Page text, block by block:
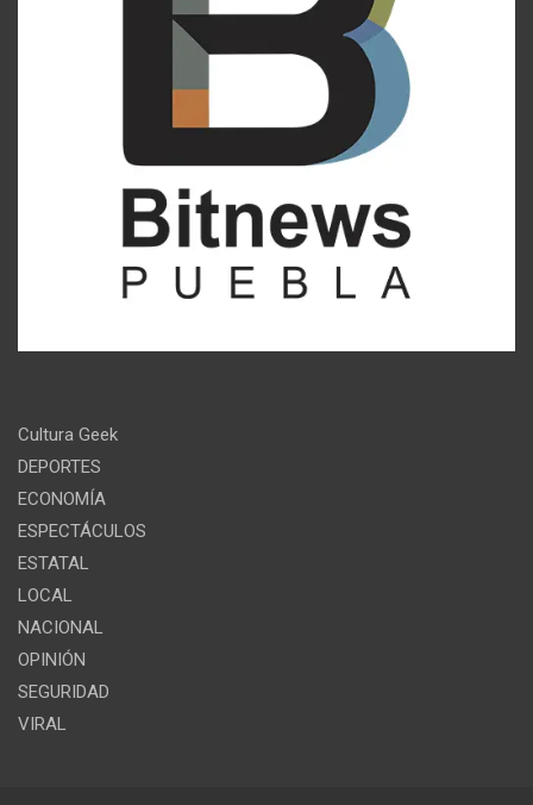
Cultura Geek
DEPORTES
ECONOMÍA
ESPECTÁCULOS
ESTATAL
LOCAL
NACIONAL
OPINIÓN
SEGURIDAD
VIRAL